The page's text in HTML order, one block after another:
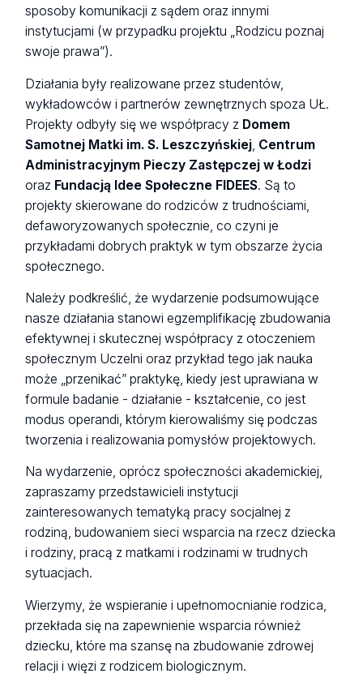
sposoby komunikacji z sądem oraz innymi
instytucjami (w przypadku projektu „Rodzicu poznaj
swoje prawa”).
Działania były realizowane przez studentów,
wykładowców i partnerów zewnętrznych spoza UŁ.
Projekty odbyły się we współpracy z Domem
Samotnej Matki im. S. Leszczyńskiej Centrum
Administracyjnym Pieczy Zastępczej w Łodzi
oraz Fundacją Idee Społeczne FIDEES. Są to
projekty skierowane do rodziców z trudnościami,
defaworyzowanych społecznie, co czyni je
przykładami dobrych praktyk w tym obszarze życia
społecznego.
Należy podkreślić, że wydarzenie podsumowujące
nasze działania stanowi egzemplifikację zbudowania
efektywnej i skutecznej współpracy z otoczeniem
społecznym Uczelni oraz przykład tego jak nauka
może „przenikać” praktykę, kiedy jest uprawiana w
formule badanie - działanie - kształcenie, co jest
modus operandi, którym kierowaliśmy się podczas
tworzenia i realizowania pomysłów projektowych.
Na wydarzenie, oprócz społeczności akademickiej,
zapraszamy przedstawicieli instytucji
zainteresowanych tematyką pracy socjalnej z
rodziną, budowaniem sieci wsparcia na rzecz dziecka
i rodziny, pracą z matkami i rodzinami w trudnych
sytuacjach.
Wierzymy, że wspieranie i upełnomocnianie rodzica,
przekłada się na zapewnienie wsparcia również
dziecku, które ma szansę na zbudowanie zdrowej
relacji i więzi z rodzicem biologicznym.